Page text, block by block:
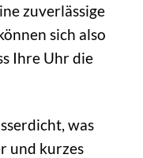
zuverlässige
sich also
Ihre Uhr die
was
und kurzes